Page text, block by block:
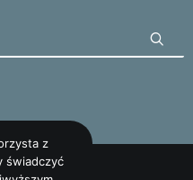
z
świadczyć